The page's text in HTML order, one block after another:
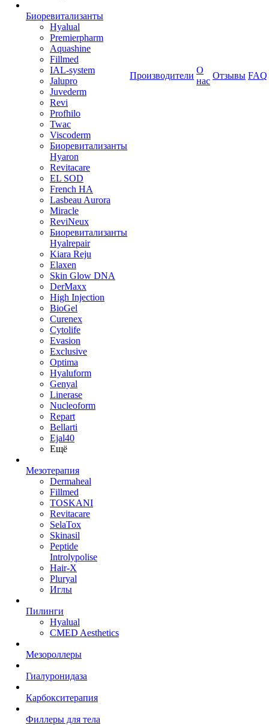
Биоревитализанты
Hyalual
Premierpharm
Aquashine
Fillmed
IAL-system
Jalupro
Juvederm
Revi
Profhilo
Twac
Viscoderm
Биоревитализанты
Hyaron
Revitacare
EL SOD
French HA
Lasbeau Aurora
Miracle
ReviNeux
Биоревитализанты
Hyalrepair
Kiara Reju
Elaxen
Skin Glow DNA
DerMaxx
High Injection
BioGel
Curenex
Cytolife
Evasion
Exclusive
Optima
Hyaluform
Genyal
Linerase
Nucleoform
Repart
Bellarti
Ejal40
Ещё
Мезотерапия
Dermaheal
Fillmed
TOSKANI
Revitacare
SelaTox
Skinasil
Peptide
Introlypolise
Hair-X
Pluryal
Иглы
Пилинги
Hyalual
CMED Aesthetics
Мезороллеры
Гиалуронидаза
Карбокситерапия
Филлеры для тела
Производители
О
нас
Отзывы FAQ